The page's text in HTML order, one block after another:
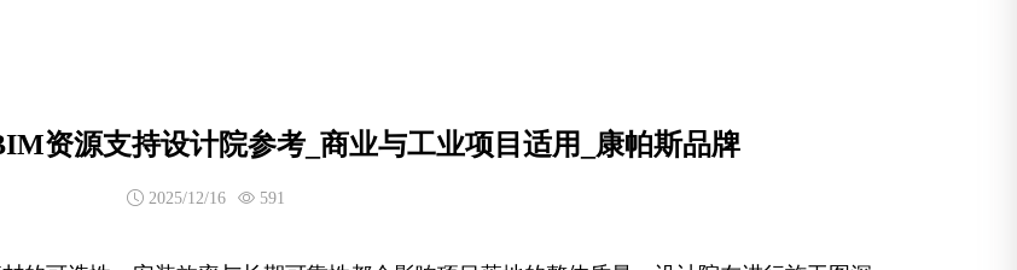
资源支持设计院参考_商业与工业项目适用_康帕斯品牌
2025/12/16 591